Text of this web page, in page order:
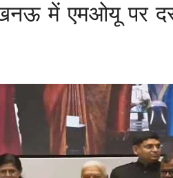
में एमओयू पर